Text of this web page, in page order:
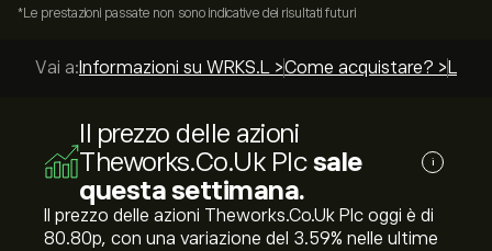
*Le prestazioni passate non sono indicative dei risultati futuri
Vai a: Informazioni su WRKS.L >Come acquistare? > Le
Il prezzo delle azioni
Theworks.Co.Uk Plcsale
questa settimana.
i
Il prezzo delle azioni Theworks.Co.Uk Plc oggi è di
80.80‎p‎, con una variazione del ‎3.59‎% nelle ultime